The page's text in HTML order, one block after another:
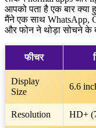
आपको पता है एक बार क्या
मैंने एक साथ WhatsApp,
और फोन ने थोड़ा सोचने के
फीचर
Display
Size
6.6
Resolution HD+